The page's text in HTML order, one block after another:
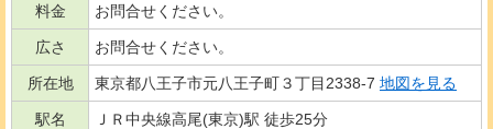
料金 お問合せください。
広さ お問合せください。
所在地 東京都八王子市元八王子町３丁目2338-7 地図を見る
駅名
ＪＲ中央線高尾(東京)駅 徒歩25分